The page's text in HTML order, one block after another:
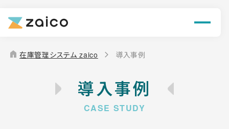
機能
home 在庫管理システム zaico 導入事例
導入事例